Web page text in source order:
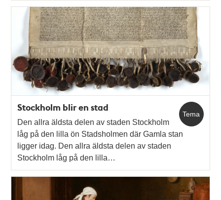
Tema
Stockholm blir en stad
Den allra äldsta delen av staden Stockholm
låg på den lilla ön Stadsholmen där Gamla stan
ligger idag. Den allra äldsta delen av staden
Stockholm låg på den lilla…